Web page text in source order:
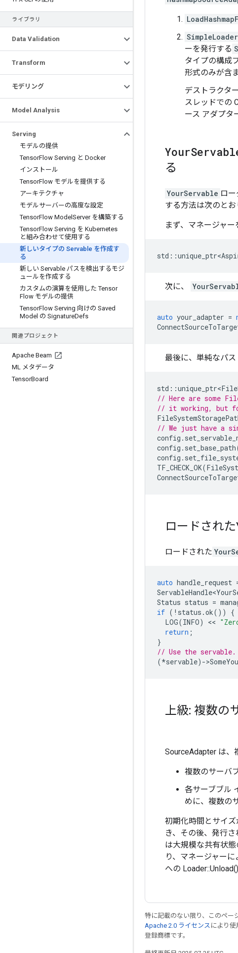
ライブラリ
Data Validation
Transform
モデリング
Model Analysis
Serving
モデルの提供
TensorFlow Serving と Docker
インストール
TensorFlow モデルを提供する
アーキテクチャ
モデルサーバーの高度な設定
TensorFlow Model Server を構築する
TensorFlow Serving を Kubernetes
と組み合わせて使用する
新しいタイプの Servable を作成す
る
新しい Servable パスを検出するモジ
ュールを作成する
カスタムの演算を使用した Tensor
Flow モデルの提供
TensorFlow Serving 向けの Saved
Model の SignatureDefs
関連プロジェクト
Apache Beam
ML メタデータ
TensorBoard
ーを発行する
タイプの構成
形式のみが含
デストラクタ
スレッドでの
ース アダプタ
Your
る
YourServable ロ
する方法は次のと
まず、マネージャー
std ::
次に、
auto your_adapter =
最後に、単純なパス
std ::
// Here are some
// it working, but
// We just have a
config .
config . set_base_path
config .
TF_CHECK_OK(
ロードされた
ロードされた
auto handle_request
Status status =
if ( ! status .ok())
{
LOG(INFO) <<
return ;
}
// Use the servable.
(*servable) ->
上級: 複数の
SourceAdapter は、
複数のサーバ
各サーブブル
めに、複数の
初期化時間とサイ
き、その後、発行
は大規模な共有状
り、マネージャー
への
特に記載のない限り、このペー
Apache 2.0 ライセンス により使
登録商標です。